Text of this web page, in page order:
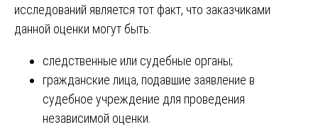
исследований является тот факт, что заказчиками
данной оценки могут быть:
следственные или судебные органы;
гражданские лица, подавшие заявление в
судебное учреждение для проведения
независимой оценки.